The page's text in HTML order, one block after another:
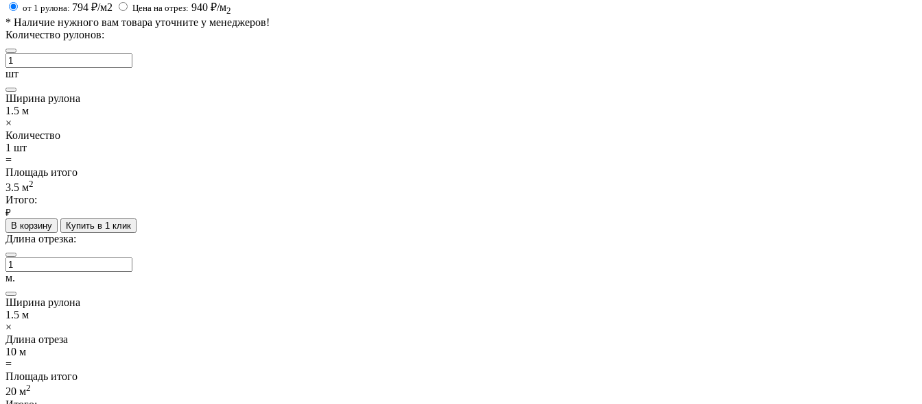
от 1 рулона: 794 ₽/м2 Цена на отрез: 940 ₽/м2
* Наличие нужного вам товара уточните у менеджеров!
Количество рулонов:
шт
Ширина рулона
1.5 м
×
Количество
1 шт
=
Площадь итого
3.5 м2
Итого:
₽
В корзину
Купить в 1 клик
Длина отрезка:
м.
Ширина рулона
1.5 м
×
Длина отреза
10 м
=
Площадь итого
20 м2